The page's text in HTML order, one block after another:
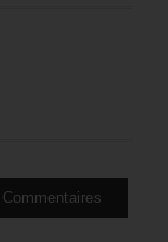
Commentaires